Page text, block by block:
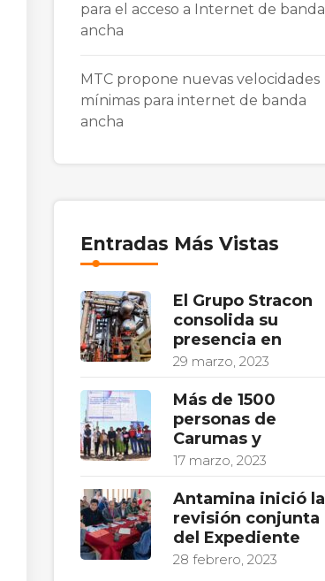
para el acceso a Internet de banda
ancha
MTC propone nuevas velocidades
mínimas para internet de banda
ancha
Entradas Más Vistas
El Grupo Stracon
consolida su
presencia en
29 marzo, 2023
Más de 1500
personas de
Carumas y
17 marzo, 2023
Antamina inició la
revisión conjunta
del Expediente
28 febrero, 2023